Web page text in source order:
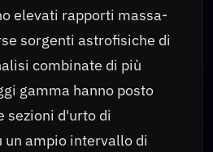
elevati rapporti massa-
sorgenti astrofisiche di
combinate di più
gamma hanno posto
d'urto di
un ampio intervallo di